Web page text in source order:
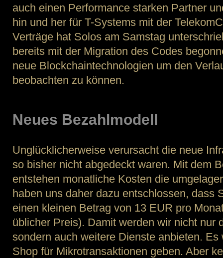
auch einen Performance starken Partner
hin und her für T-Systems mit der
Verträge hat Solos am Samstag
bereits mit der Migration des Codes
neue Blockchaintechnologien um den
beobachten zu können.
Neues Bezahlmodell
Unglücklicherweise verursacht die neue
so bisher nicht abgedeckt waren. Mit dem
entstehen monatliche Kosten die
haben uns daher dazu entschlossen, dass
einen kleinen Betrag von 13 EUR pro
üblicher Preis). Damit werden wir nicht nur
sondern auch weitere Dienste anbieten.
Shop für Mikrotransaktionen geben. Aber